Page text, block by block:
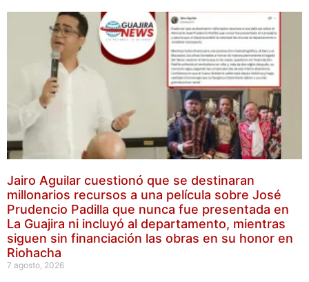
Jairo Aguilar cuestionó que se destinaran
millonarios recursos a una película sobre José
Prudencio Padilla que nunca fue presentada en
La Guajira ni incluyó al departamento, mientras
siguen sin financiación las obras en su honor en
Riohacha
7 agosto, 2026